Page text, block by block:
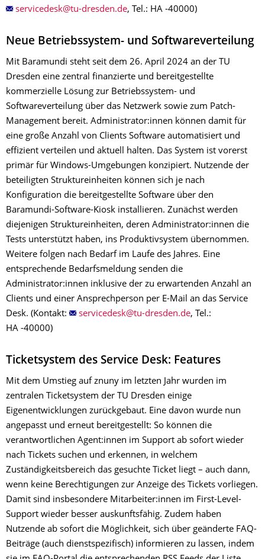
, Tel.: HA -40000)
Neue Betriebssystem- und Softwareverteilung
Mit Baramundi steht seit dem 26. April 2024 an der TU
Dresden eine zentral finanzierte und bereitgestellte
kommerzielle Lösung zur Betriebssystem- und
Softwareverteilung über das Netzwerk sowie zum Patch-
Management bereit. Administrator:innen können damit für
eine große Anzahl von Clients Software automatisiert und
effizient verteilen und aktuell halten. Das System ist vorerst
primär für Windows-Umgebungen konzipiert. Nutzende der
beteiligten Struktureinheiten können sich je nach
Konfiguration die bereitgestellte Software über den
Baramundi-Software-Kiosk installieren. Zunächst werden
diejenigen Struktureinheiten, deren Administrator:innen die
Tests unterstützt haben, ins Produktivsystem übernommen.
Weitere folgen nach Bedarf im Laufe des Jahres. Eine
entsprechende Bedarfsmeldung senden die
Administrator:innen inklusive der zu erwartenden Anzahl an
Clients und einer Ansprechperson per E-Mail an das Service
Desk. (Kontakt:
, Tel.:
HA -40000)
Ticketsystem des Service Desk: Features
Mit dem Umstieg auf znuny im letzten Jahr wurden im
zentralen Ticketsystem der TU Dresden einige
Eigenentwicklungen zurückgebaut. Eine davon wurde nun
angepasst und erneut bereitgestellt: So können die
verantwortlichen Agent:innen im Support ab sofort wieder
nach Tickets suchen und erkennen, in welchem
Zuständigkeitsbereich das gesuchte Ticket liegt – auch dann,
wenn keine Berechtigungen zur Anzeige des Tickets vorliegen.
Damit sind insbesondere Mitarbeiter:innen im First-Level-
Support wieder besser auskunftsfähig. Zudem haben
Nutzende ab sofort die Möglichkeit, sich über geänderte FAQ-
Beiträge (auch dienstspezifisch) informieren zu lassen, indem